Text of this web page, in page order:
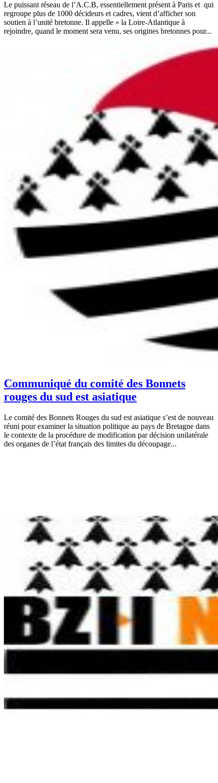
Le puissant réseau de l’A.C.B, essentiellement présent à Paris et qui
regroupe plus de 1000 décideurs et cadres, vient d’afficher son
soutien à l’unité bretonne. Il appelle « la Loire-Atlantique à
rejoindre, quand le moment sera venu, ses origines bretonnes pour...
Communiqué du comité des Bonnets
rouges du sud est asiatique
Le comité des Bonnets Rouges du sud est asiatique s’est de nouveau
réuni pour examiner la situation politique au pays de Bretagne dans
le contexte de la procédure de modification par décision unilatérale
des organes de l’état français des limites du découpage...